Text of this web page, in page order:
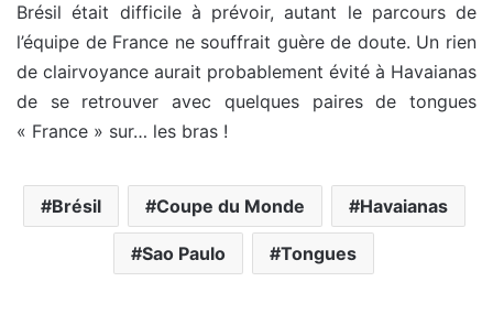
Brésil était difficile à prévoir, autant le parcours de
l’équipe de France ne souffrait guère de doute. Un rien
de clairvoyance aurait probablement évité à Havaianas
de se retrouver avec quelques paires de tongues
« France » sur… les bras !
Brésil Coupe du Monde Havaianas
Sao Paulo Tongues